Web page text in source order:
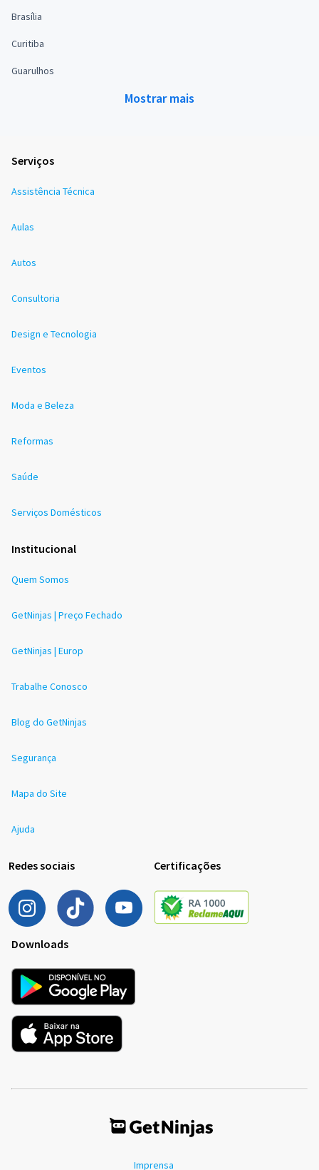
Brasília
Curitiba
Guarulhos
Mostrar mais
Serviços
Assistência Técnica
Aulas
Autos
Consultoria
Design e Tecnologia
Eventos
Moda e Beleza
Reformas
Saúde
Serviços Domésticos
Institucional
Quem Somos
GetNinjas | Preço Fechado
GetNinjas | Europ
Trabalhe Conosco
Blog do GetNinjas
Segurança
Mapa do Site
Ajuda
Redes sociais Certificações
Downloads
Imprensa